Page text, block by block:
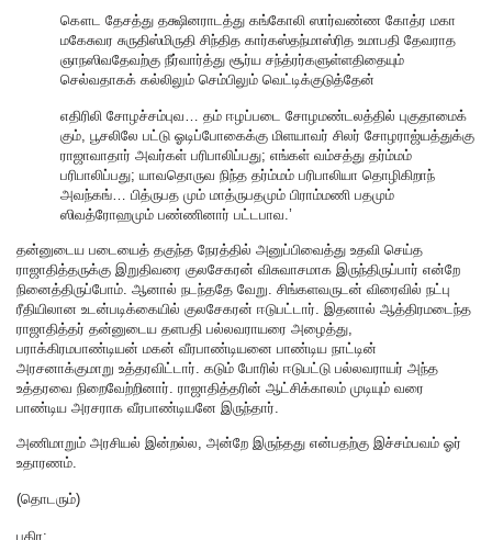
கௌட தேசத்து தக்ஷினராடத்து கங்கோலி ஸார்வண்ண கோத்ர மகா
மகேசுவர சுருதிஸ்மிருதி சிந்தித கார்கஸ்தந்மாஸ்ரித உமாபதி தேவராத
ஞாநஸிவதேவற்கு நீர்வார்த்து சூர்ய சந்த்ரர்களுள்ளதிதையும்
செல்வதாகக் கல்லிலும் செம்பிலும் வெட்டிக்குடுத்தேன்
எதிரிலி சோழச்சம்புவ… தம் ஈழப்படை சோழமண்டலத்தில் புகுதாமைக்
கும், பூசலிலே பட்டு ஓடிப்போகைக்கு மிளயாவர் சிலர் சோழராஜ்யத்துக்கு
ராஜாவாதார் அவர்கள் பரிபாலிப்பது; எங்கள் வம்சத்து தர்ம்மம்
பரிபாலிப்பது; யாவதொருவ நிந்த தர்ம்மம் பரிபாலியா தொழிகிறாந்
அவந்கங்… பித்ருபத மும் மாத்ருபதமும் பிராம்மணி பதமும்
ஸிவத்ரோஹமும் பண்ணினார் பட்டபாவ.’
தன்னுடைய படையைத் தகுந்த நேரத்தில் அனுப்பிவைத்து உதவி செய்த
ராஜாதித்தருக்கு இறுதிவரை குலசேகரன் விசுவாசமாக இருந்திருப்பார் என்றே
நினைத்திருப்போம். ஆனால் நடந்ததே வேறு. சிங்களவருடன் விரைவில் நட்பு
ரீதியிலான உடன்படிக்கையில் குலசேகரன் ஈடுபட்டார். இதனால் ஆத்திரமடைந்த
ராஜாதித்தர் தன்னுடைய தளபதி பல்லவராயரை அழைத்து,
பராக்கிரமபாண்டியன் மகன் வீரபாண்டியனை பாண்டிய நாட்டின்
அரசனாக்குமாறு உத்தரவிட்டார். கடும் போரில் ஈடுபட்டு பல்லவராயர் அந்த
உத்தரவை நிறைவேற்றினார். ராஜாதித்தரின் ஆட்சிக்காலம் முடியும் வரை
பாண்டிய அரசராக வீரபாண்டியனே இருந்தார்.
அணிமாறும் அரசியல் இன்றல்ல, அன்றே இருந்தது என்பதற்கு இச்சம்பவம் ஓர்
உதாரணம்.
(தொடரும்)
பகிர: